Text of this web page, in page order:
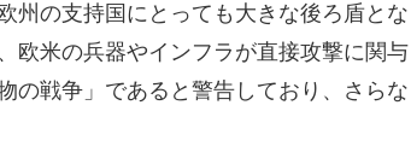
州の支持国にとっても大きな後ろ盾とな
欧米の兵器やインフラが直接攻撃に関与
の戦争」であると警告しており、さらな